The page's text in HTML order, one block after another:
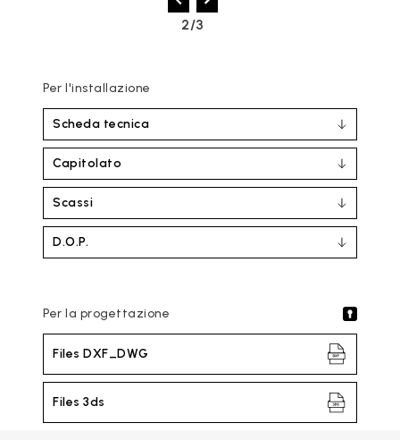
2/3
Per l'installazione
Scheda tecnica
Capitolato
Scassi
D.O.P.
Per la progettazione
Files DXF_DWG
Files 3ds